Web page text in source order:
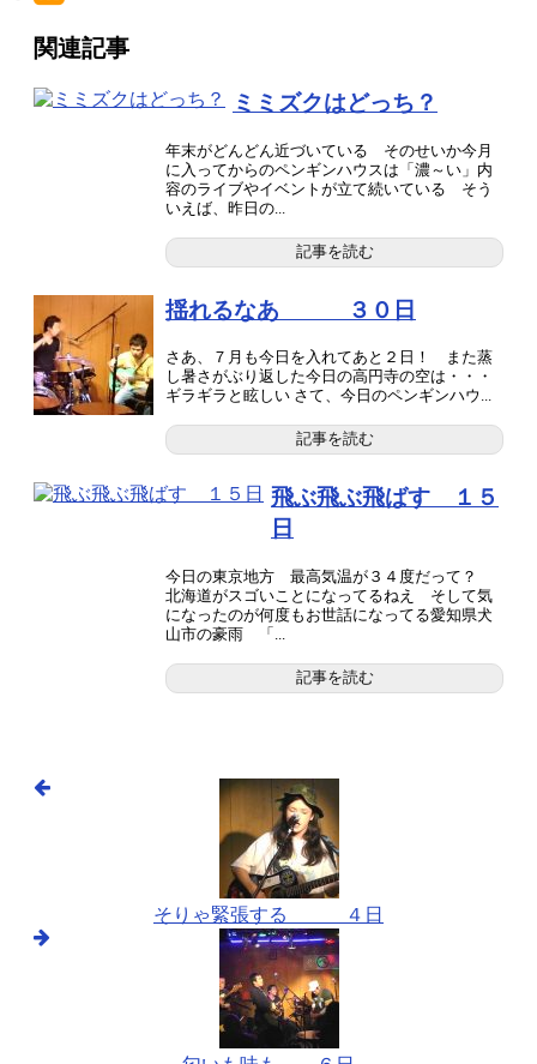
関連記事
ミミズクはどっち？
年末がどんどん近づいている そのせいか今月
に入ってからのペンギンハウスは「濃～い」内
容のライブやイベントが立て続いている そう
いえば、昨日の...
記事を読む
揺れるなあ ３０日
さあ、７月も今日を入れてあと２日！ また蒸
し暑さがぶり返した今日の高円寺の空は・・・
ギラギラと眩しい さて、今日のペンギンハウ...
記事を読む
飛ぶ飛ぶ飛ばす １５
日
今日の東京地方 最高気温が３４度だって？
北海道がスゴいことになってるねえ そして気
になったのが何度もお世話になってる愛知県犬
山市の豪雨 「...
記事を読む
そりゃ緊張する ４日